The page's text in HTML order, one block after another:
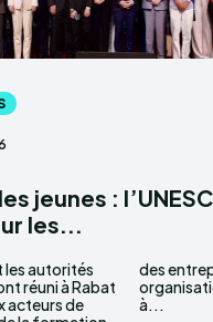
jeunes :
les...
les autorités
réuni à Rabat
acteurs de
et des
internationales
à...